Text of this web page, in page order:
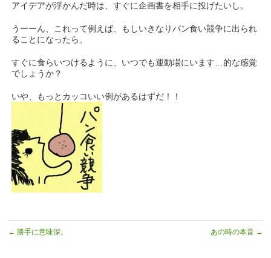
アイデアが浮かんだ時は、すぐに企画書を相手に投げたいし。
うーーん、これって例えば、もしいきなりパン食い競争に出られ
ることになったら、
すぐに食らいつけるように、いつでも運動場にいます…的な感覚
でしょうか？
いや、もっとカッコいい例があるはずだ！！
← 勝手に意味深。 あの時の本音 →